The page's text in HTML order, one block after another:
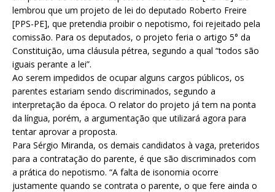
lembrou que um projeto de lei do deputado Roberto Freire
[PPS-PE], que pretendia proibir o nepotismo, foi rejeitado pela
comissão. Para os deputados, o projeto feria o artigo 5° da
Constituição, uma cláusula pétrea, segundo a qual “todos são
iguais perante a lei”.
Ao serem impedidos de ocupar alguns cargos públicos, os
parentes estariam sendo discriminados, segundo a
interpretação da época. O relator do projeto já tem na ponta
da língua, porém, a argumentação que utilizará agora para
tentar aprovar a proposta.
Para Sérgio Miranda, os demais candidatos à vaga, preteridos
para a contratação do parente, é que são discriminados com
a prática do nepotismo. “A falta de isonomia ocorre
justamente quando se contrata o parente, o que fere ainda o